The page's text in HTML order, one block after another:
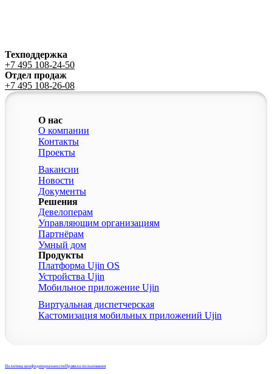
Техподдержка
+7 495 108-24-50
Отдел продаж
+7 495 108-26-08
О нас
О компании
Контакты
Проекты
Вакансии
Новости
Документы
Решения
Девелоперам
Управляющим организациям
Партнёрам
Умный дом
Продукты
Платформа Ujin OS
Устройства Ujin
Мобильное приложение Ujin
Виртуальная диспетчерская
Кастомизация мобильных приложений Ujin
Политика конфиденциальностиПравила пользования